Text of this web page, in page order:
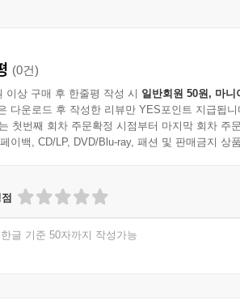
(0건)
이상 구매 후 한줄평 작성 시 일반회원 50원, 마니
다운로드 후 작성한 리뷰만 YES포인트 지급됩니
첫번째 회차 주문확정 시점부터 마지막 회차 주
이백, CD/LP, DVD/Blu-ray, 패션 및 판매금지 상
한글 기준 50자까지 작성가능